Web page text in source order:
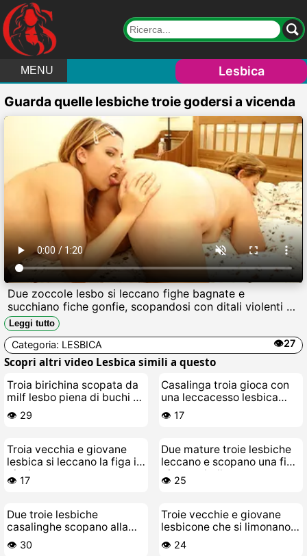
MENU Lesbica
Guarda quelle lesbiche troie godersi a vicenda
Due zoccole lesbo si leccano fighe bagnate e
succhiano fiche gonfie, scopandosi con ditali violenti e
sfregando clitoridi fino a schizzareare sborra di fica in
faccia Cazzo che bagordi.
Leggi tutto
Categoria: LESBICA 👁️27
Scopri altri video Lesbica simili a questo
Troia birichina scopata da
milf lesbo piena di buchi e
piercing
👁️ 29
Casalinga troia gioca con
una leccacesso lesbica
arrapata
👁️ 17
Troia vecchia e giovane
lesbica si leccano la figa in
piscina
👁️ 17
Due mature troie lesbiche
leccano e scopano una figa
giovane bollente
👁️ 25
Due troie lesbiche
casalinghe scopano alla
grande
👁️ 30
Troie vecchie e giovane
lesbicone che si limonano e
poi leccano fiche
👁️ 24